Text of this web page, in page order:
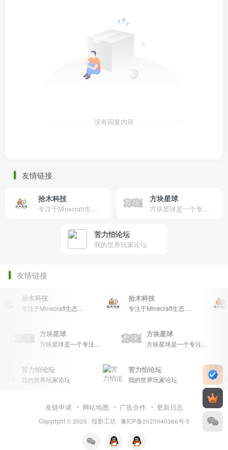
没有回复内容
友情链接
拾木科技
专注于Minecraft生态建设
方块星球
方块星球是一个专注于我的世界的中文论坛，提供丰富的资源分享、玩家交流和创意展示，包括地图、皮肤、数据包等内容，打造Minecraft玩家的专属社区乐园！
苦力怕论坛
我的世界玩家论坛
友情链接
拾木科技
专注于Minecraft生态建设
拾木科技
专注于Minecraft生态建设
方块星球 方块星球
苦力怕论坛
我的世界玩家论坛
苦力怕论坛
我的世界玩家论坛
友链申请 网站地图 广告合作 更新日志
Copyright © 2025 · 投影工坊· 豫ICP备2023040366号-5